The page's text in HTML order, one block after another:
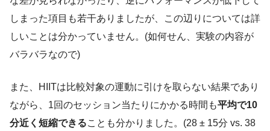
しまった項目も若干ありましたが、この辺りについては詳
しいことは分かっていません。(如何せん、実験の内容が
バラバラなので)
また、HIITは比較対象の運動に引けを取らない結果であり
ながら、1回のセッション当たりにかかる時間も平均で10
分近く短縮できることも分かりました。(28 ± 15分 vs. 38